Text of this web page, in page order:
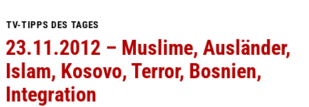
TV-TIPPS DES TAGES
23.11.2012 – Muslime, Ausländer,
Islam, Kosovo, Terror, Bosnien,
Integration